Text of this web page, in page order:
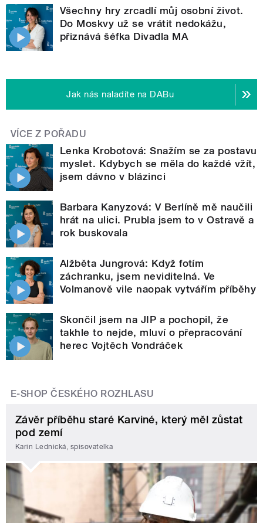
Všechny hry zrcadlí můj osobní život.
Do Moskvy už se vrátit nedokážu,
přiznává šéfka Divadla MA
Jak nás naladíte na DABu
VÍCE Z POŘADU
Lenka Krobotová: Snažím se za postavu
myslet. Kdybych se měla do každé vžít,
jsem dávno v blázinci
Barbara Kanyzová: V Berlíně mě naučili
hrát na ulici. Prubla jsem to v Ostravě a
rok buskovala
Alžběta Jungrová: Když fotím
záchranku, jsem neviditelná. Ve
Volmanově vile naopak vytvářím příběhy
Skončil jsem na JIP a pochopil, že
takhle to nejde, mluví o přepracování
herec Vojtěch Vondráček
E-SHOP ČESKÉHO ROZHLASU
Závěr příběhu staré Karviné, který měl zůstat
pod zemí
Karin Lednická, spisovatelka